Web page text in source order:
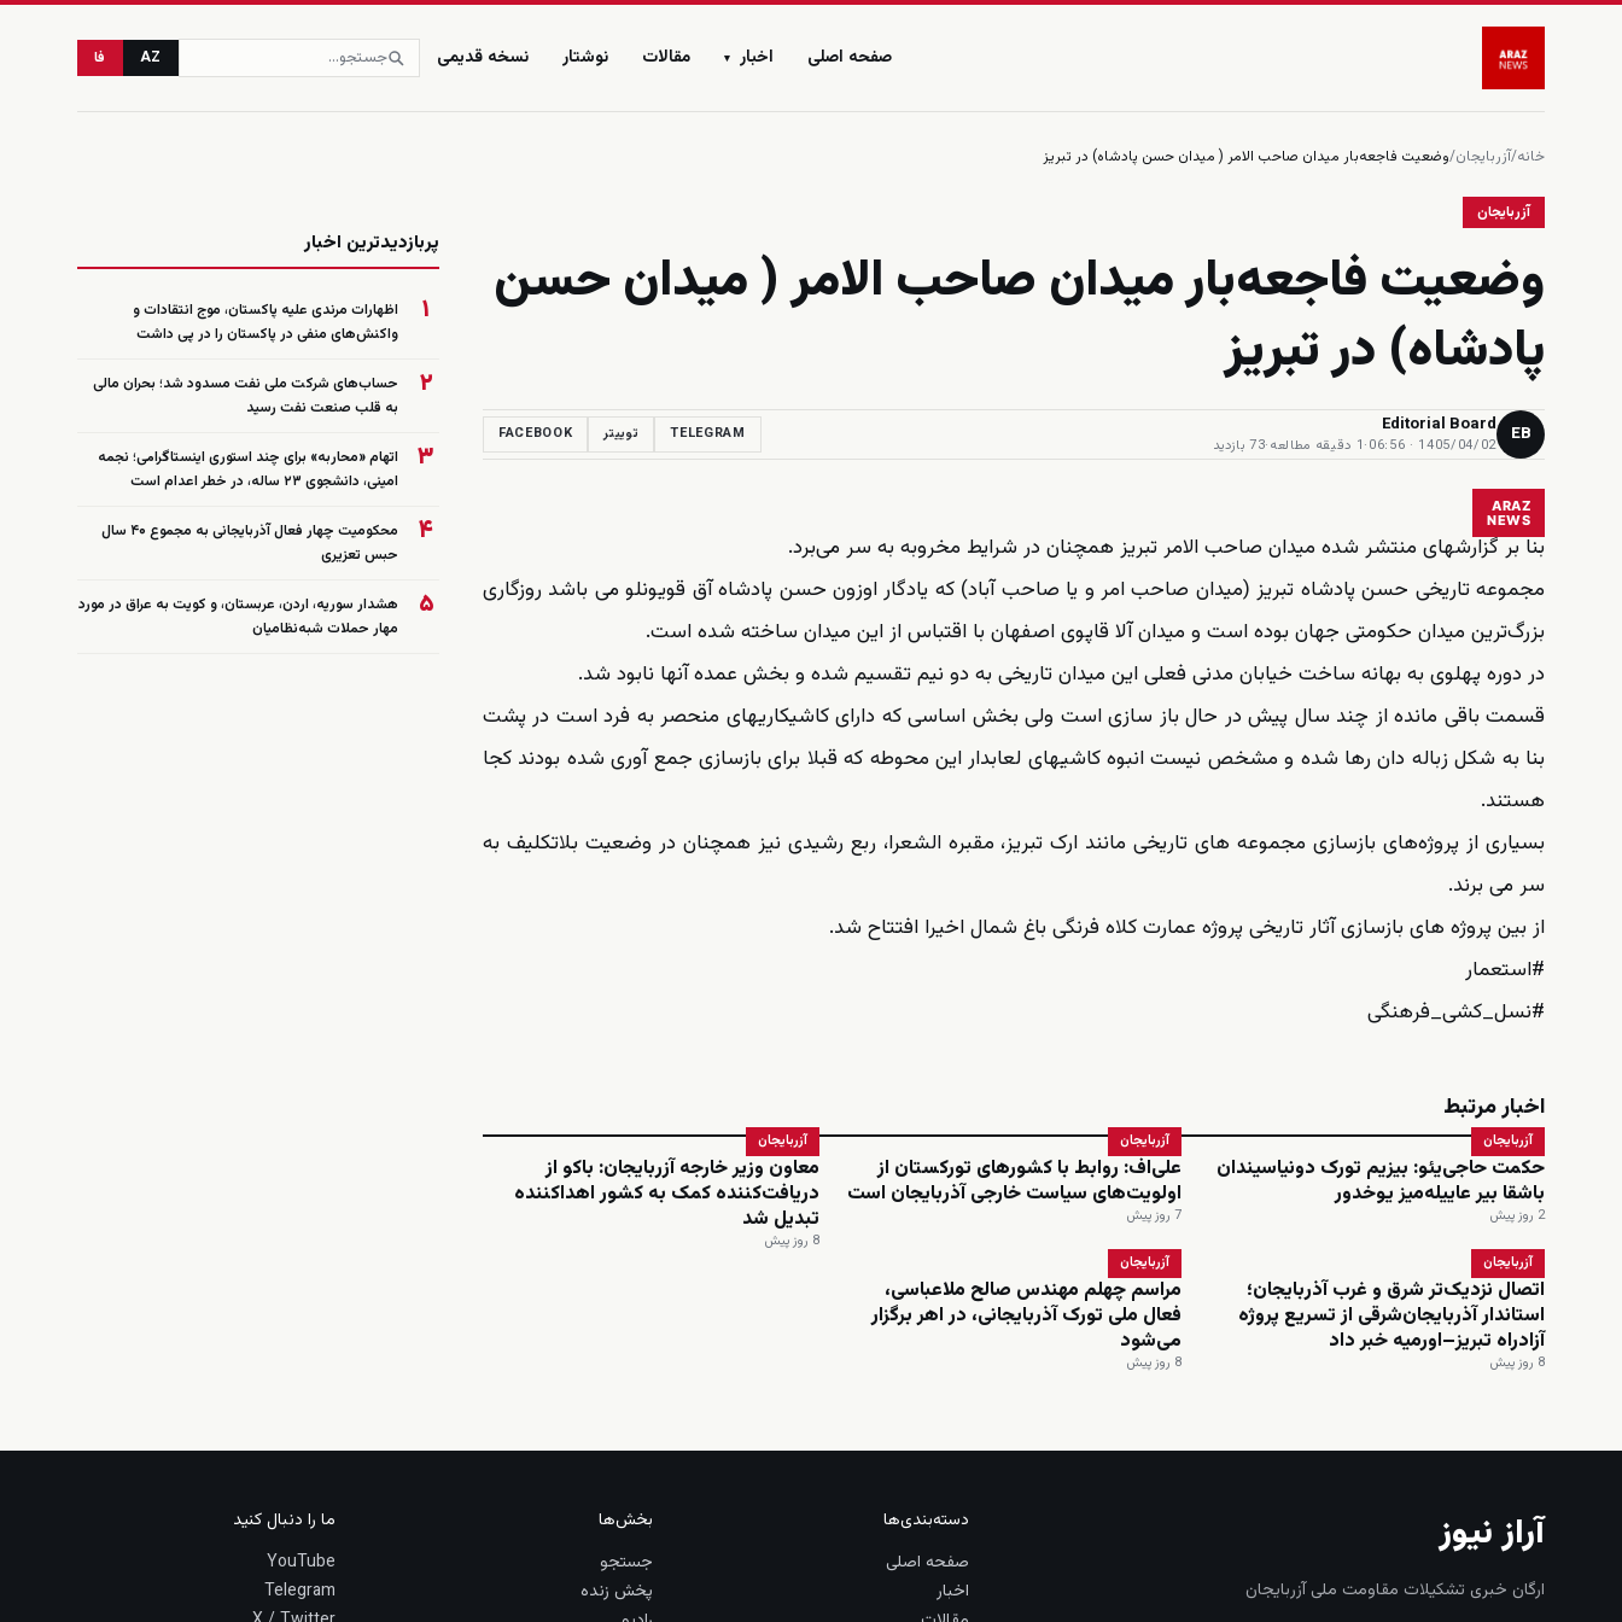
صفحه اصلی اخبار ▾ مقالات نوشتار نسخه قدیمی AZ فا
خانه/آزربایجان/وضعیت فاجعه‌بار میدان صاحب الامر ( میدان حسن پادشاه) در تبریز
آزربایجان
وضعیت فاجعه‌بار میدان صاحب الامر ( میدان حسن
پادشاه) در تبریز
EB
Editorial Board
1405/04/02 · 06:56
·1 دقیقه مطالعه ·73 بازدید
TELEGRAM توییتر FACEBOOK
ARAZ
NEWS
بنا بر گزارشهای منتشر شده میدان صاحب الامر تبریز همچنان در شرایط مخروبه به سر می‌برد.
مجموعه تاریخی حسن پادشاه تبریز (میدان صاحب امر و یا صاحب آباد) که یادگار اوزون حسن پادشاه آق قویونلو‌ می باشد روزگاری
بزرگ‌ترین میدان حکومتی جهان بوده است و میدان آلا قاپوی اصفهان با اقتباس از این میدان ساخته شده است.
در دوره پهلوی به بهانه ساخت خیابان مدنی فعلی این میدان تاریخی به دو نیم تقسیم شده و بخش عمده آنها نابود شد.
قسمت باقی مانده از چند سال پیش در حال باز سازی است ولی بخش اساسی که دارای کاشیکاریهای منحصر به فرد است در پشت
بنا به شکل زباله دان رها شده و مشخص نیست انبوه کاشیهای لعابدار این محوطه که قبلا برای بازسازی جمع آوری شده بودند کجا
هستند.
بسیاری از پروژه‌های بازسازی مجموعه های تاریخی مانند ارک تبریز، مقبره الشعرا، ربع رشیدی نیز همچنان در وضعیت بلاتکلیف به
سر می برند.
از بین پروژه های بازسازی آثار تاریخی پروژه عمارت کلاه فرنگی باغ شمال اخیرا افتتاح شد.
#استعمار
#نسل_کشی_فرهنگی
اخبار مرتبط
آزربایجان
حکمت حاجی‌یئو: بیزیم تورک دونیاسیندان
باشقا بیر عاییله‌میز یوخدور
2 روز پیش
آزربایجان
علی‌اف: روابط با کشورهای تورکستان از
اولویت‌های سیاست خارجی آذربایجان است
7 روز پیش
آزربایجان
معاون وزیر خارجه آزربایجان: باکو از
دریافت‌کننده کمک به کشور اهداکننده
تبدیل شد
8 روز پیش
آزربایجان
اتصال نزدیک‌تر شرق و غرب آذربایجان؛
استاندار آذربایجان‌شرقی از تسریع پروژه
آزادراه تبریز–اورمیه خبر داد
8 روز پیش
آزربایجان
مراسم چهلم مهندس صالح ملاعباسی،
فعال ملی تورک آذربایجانی، در اهر برگزار
می‌شود
8 روز پیش
پربازدیدترین اخبار
۱
اظهارات مرندی علیه پاکستان، موج انتقادات و
واکنش‌های منفی در پاکستان را در پی داشت
۲
حساب‌های شرکت ملی نفت مسدود شد؛ بحران مالی
به قلب صنعت نفت رسید
۳
اتهام «محاربه» برای چند استوری اینستاگرامی؛ نجمه
امینی، دانشجوی ۲۳ ساله، در خطر اعدام است
۴
محکومیت چهار فعال آذربایجانی به مجموع ۴۰ سال
حبس تعزیری
۵
هشدار سوریه، اردن، عربستان، و کویت به عراق در مورد
مهار حملات شبه‌نظامیان
آراز نیوز
ارگان خبری تشکیلات مقاومت ملی آزربایجان
دسته‌بندی‌ها
صفحه اصلی
اخبار
بخش‌ها
جستجو
پخش زنده
ما را دنبال کنید
YouTube
Telegram